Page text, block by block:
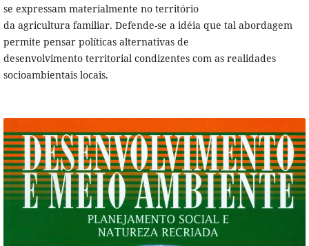
se expressam materialmente no território
da agricultura familiar. Defende-se a idéia que tal abordagem
permite pensar políticas alternativas de
desenvolvimento territorial condizentes com as realidades
socioambientais locais.